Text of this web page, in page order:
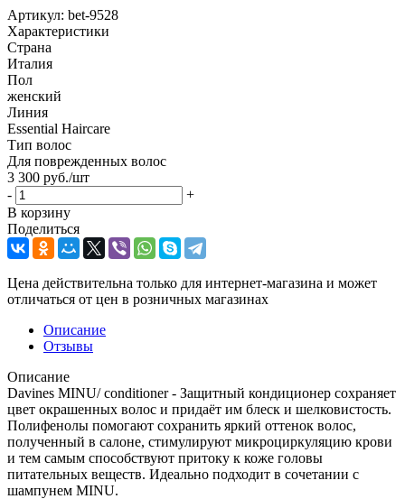
Артикул: bet-9528
Характеристики
Страна
Италия
Пол
женский
Линия
Essential Haircare
Тип волос
Для поврежденных волос
3 300 руб./шт
-
+
В корзину
Поделиться
Цена действительна только для интернет-магазина и может
отличаться от цен в розничных магазинах
Описание
Отзывы
Описание
Davines MINU/ conditioner - Защитный кондиционер сохраняет
цвет окрашенных волос и придаёт им блеск и шелковистость.
Полифенолы помогают сохранить яркий оттенок волос,
полученный в салоне, стимулируют микроциркуляцию крови
и тем самым способствуют притоку к коже головы
питательных веществ. Идеально подходит в сочетании с
шампунем MINU.